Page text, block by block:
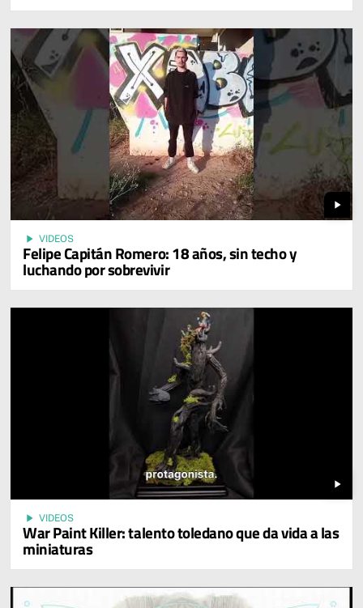
play_arrow
play_arrow VIDEOS
Felipe Capitán Romero: 18 años, sin techo y
luchando por sobrevivir
play_arrow
play_arrow VIDEOS
War Paint Killer: talento toledano que da vida a las
miniaturas